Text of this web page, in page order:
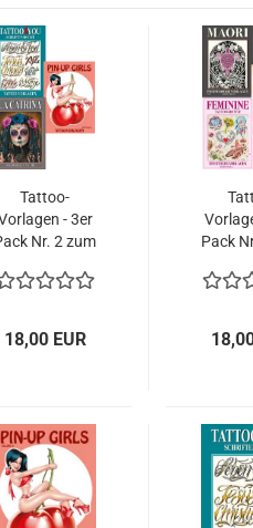
Tattoo-
- 3er
Nr. 2 zum
- Pin-
und La Catrina
18,00 EUR
Pack
und